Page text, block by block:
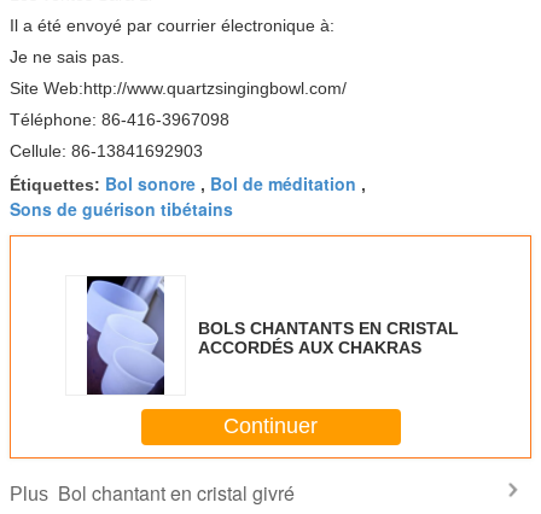
Il a été envoyé par courrier électronique à:
Je ne sais pas.
Site Web:http://www.quartzsingingbowl.com/
Téléphone: 86-416-3967098
Cellule: 86-13841692903
Étiquettes: Bol sonore , Bol de méditation ,
Sons de guérison tibétains
BOLS CHANTANTS EN CRISTAL
ACCORDÉS AUX CHAKRAS
Continuer
Plus Bol chantant en cristal givré